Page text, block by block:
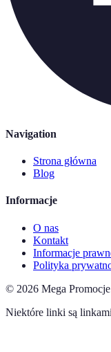
Navigation
Strona główna
Blog
Informacje
O nas
Kontakt
Informacje
Polityka
© 2026 Mega Promocje
Niektóre linki są